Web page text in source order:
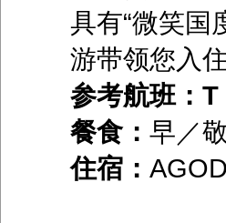
具有“微笑国
游带领您入
参考航班：T
餐食： 早／
住宿：